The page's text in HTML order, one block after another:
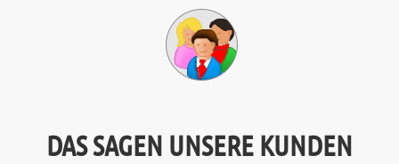
DAS SAGEN UNSERE KUNDEN